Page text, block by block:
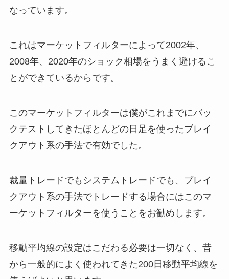
なっています。
これはマーケットフィルターによって2002年、
2008年、2020年のショック相場をうまく避けるこ
とができているからです。
このマーケットフィルターは僕がこれまでにバッ
クテストしてきたほとんどの日足を使ったブレイ
クアウト系の手法で有効でした。
裁量トレードでもシステムトレードでも、ブレイ
クアウト系の手法でトレードする場合にはこのマ
ーケットフィルターを使うことをお勧めします。
移動平均線の設定はこだわる必要は一切なく、昔
から一般的によく使われてきた200日移動平均線を